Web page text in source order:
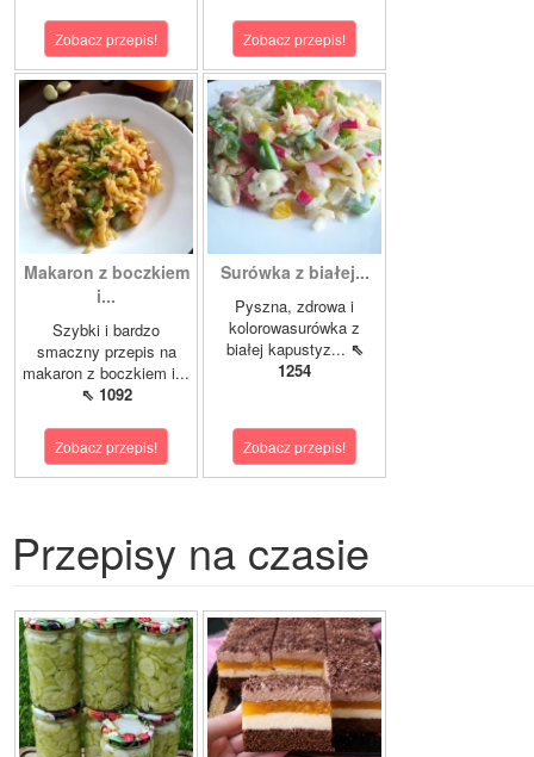
Zobacz przepis! Zobacz przepis!
Makaron z boczkiem
i...
Szybki i bardzo
smaczny przepis na
makaron z boczkiem i...
⇖ 1092
Zobacz przepis!
Surówka z białej...
Pyszna, zdrowa i
kolorowasurówka z
białej kapustyz... ⇖
1254
Zobacz przepis!
Przepisy na czasie